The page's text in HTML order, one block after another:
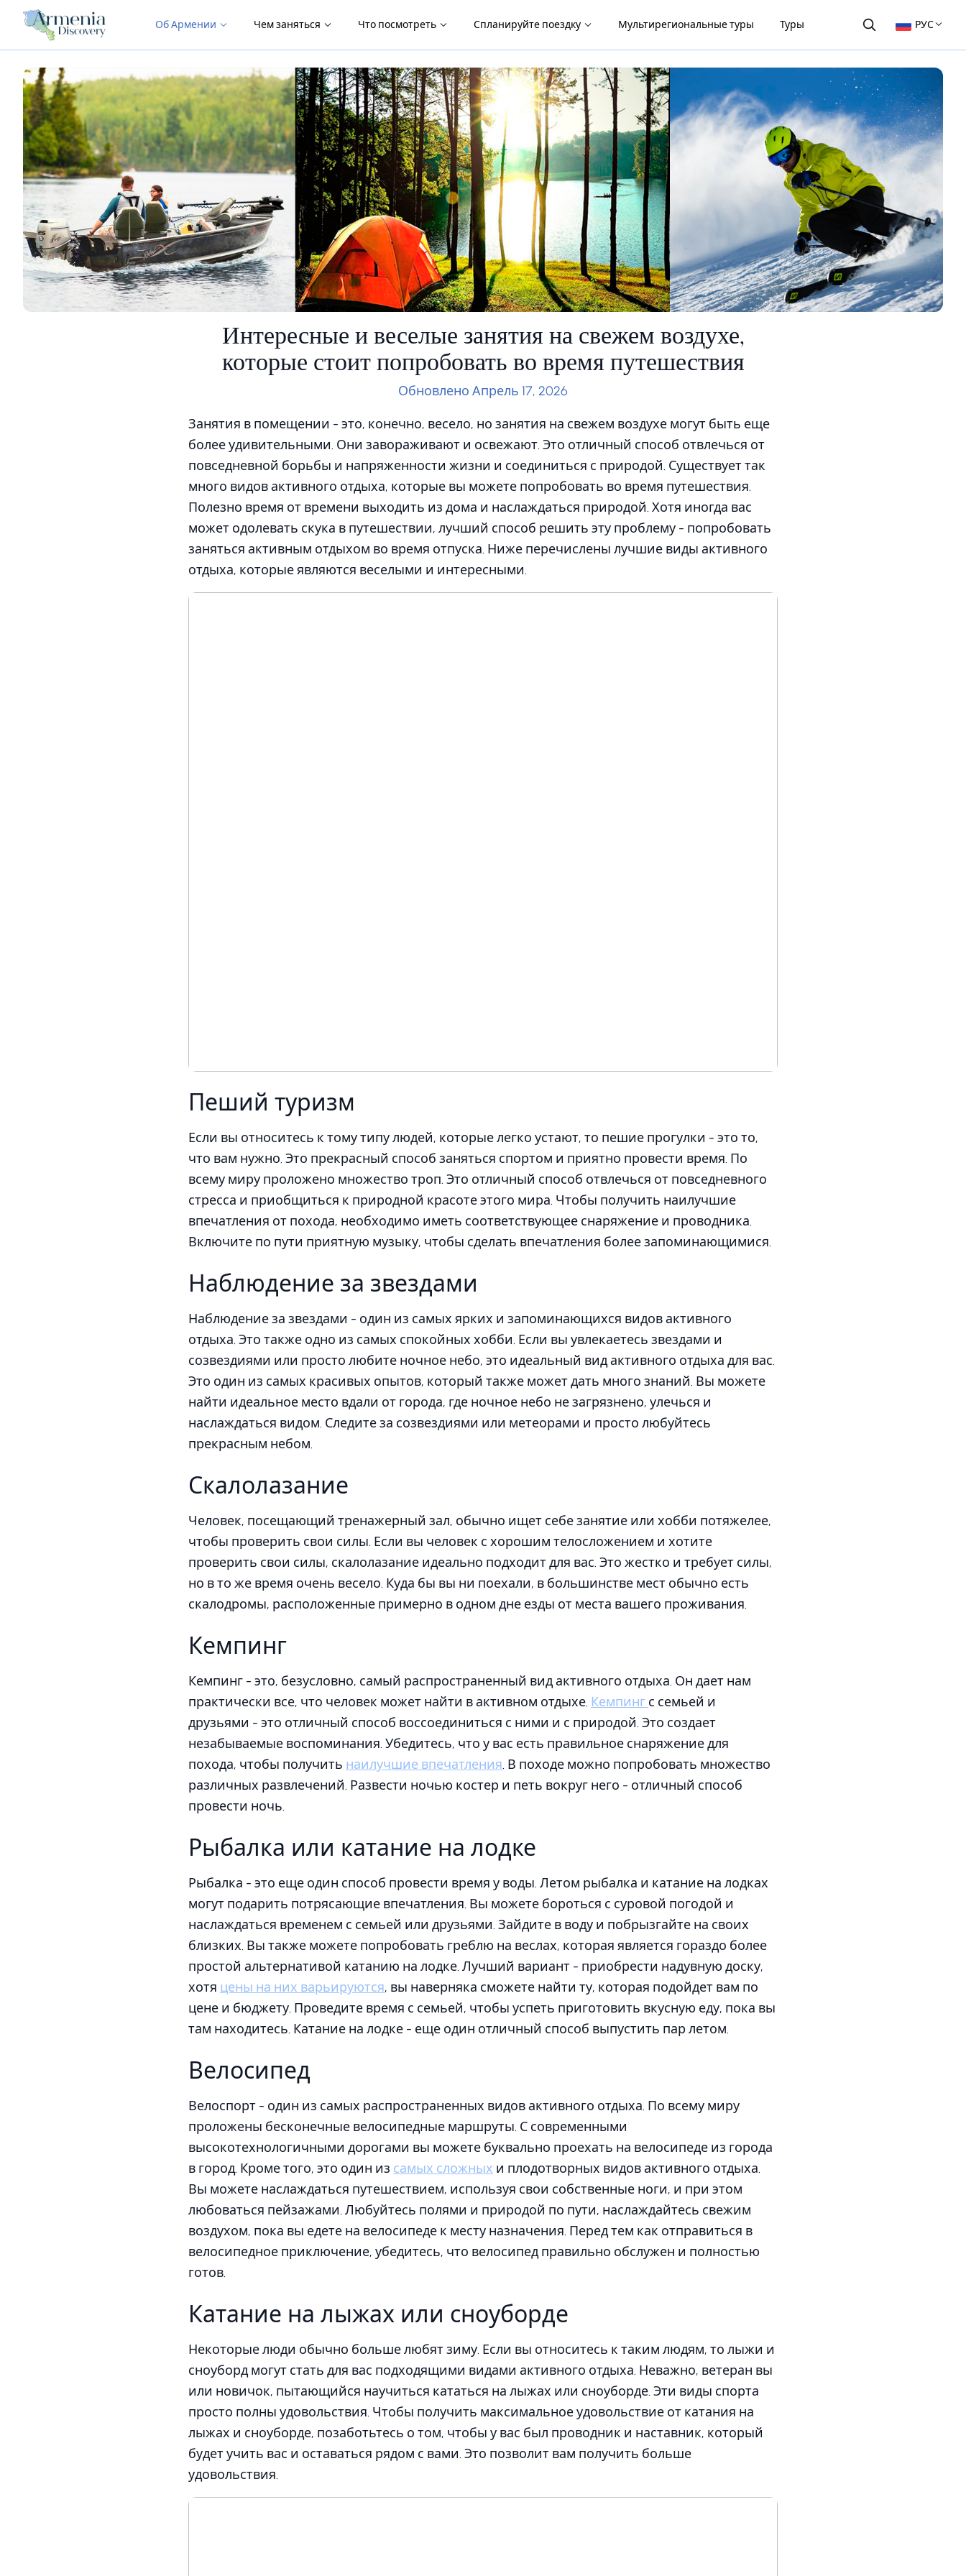
Об Армении Чем заняться Что посмотреть Спланируйте поездку Мультирегиональные туры Туры РУС
Интересные и веселые занятия на свежем воздухе,
которые стоит попробовать во время путешествия
Обновлено Апрель 17, 2026
Занятия в помещении - это, конечно, весело, но занятия на свежем воздухе могут быть еще
более удивительными. Они завораживают и освежают. Это отличный способ отвлечься от
повседневной борьбы и напряженности жизни и соединиться с природой. Существует так
много видов активного отдыха, которые вы можете попробовать во время путешествия.
Полезно время от времени выходить из дома и наслаждаться природой. Хотя иногда вас
может одолевать скука в путешествии, лучший способ решить эту проблему - попробовать
заняться активным отдыхом во время отпуска. Ниже перечислены лучшие виды активного
отдыха, которые являются веселыми и интересными.
Пеший туризм
Если вы относитесь к тому типу людей, которые легко устают, то пешие прогулки - это то,
что вам нужно. Это прекрасный способ заняться спортом и приятно провести время. По
всему миру проложено множество троп. Это отличный способ отвлечься от повседневного
стресса и приобщиться к природной красоте этого мира. Чтобы получить наилучшие
впечатления от похода, необходимо иметь соответствующее снаряжение и проводника.
Включите по пути приятную музыку, чтобы сделать впечатления более запоминающимися.
Наблюдение за звездами
Наблюдение за звездами - один из самых ярких и запоминающихся видов активного
отдыха. Это также одно из самых спокойных хобби. Если вы увлекаетесь звездами и
созвездиями или просто любите ночное небо, это идеальный вид активного отдыха для вас.
Это один из самых красивых опытов, который также может дать много знаний. Вы можете
найти идеальное место вдали от города, где ночное небо не загрязнено, улечься и
наслаждаться видом. Следите за созвездиями или метеорами и просто любуйтесь
прекрасным небом.
Скалолазание
Человек, посещающий тренажерный зал, обычно ищет себе занятие или хобби потяжелее,
чтобы проверить свои силы. Если вы человек с хорошим телосложением и хотите
проверить свои силы, скалолазание идеально подходит для вас. Это жестко и требует силы,
но в то же время очень весело. Куда бы вы ни поехали, в большинстве мест обычно есть
скалодромы, расположенные примерно в одном дне езды от места вашего проживания.
Кемпинг
Кемпинг - это, безусловно, самый распространенный вид активного отдыха. Он дает нам
практически все, что человек может найти в активном отдыхе. Кемпинг с семьей и
друзьями - это отличный способ воссоединиться с ними и с природой. Это создает
незабываемые воспоминания. Убедитесь, что у вас есть правильное снаряжение для
похода, чтобы получить наилучшие впечатления. В походе можно попробовать множество
различных развлечений. Развести ночью костер и петь вокруг него - отличный способ
провести ночь.
Рыбалка или катание на лодке
Рыбалка - это еще один способ провести время у воды. Летом рыбалка и катание на лодках
могут подарить потрясающие впечатления. Вы можете бороться с суровой погодой и
наслаждаться временем с семьей или друзьями. Зайдите в воду и побрызгайте на своих
близких. Вы также можете попробовать греблю на веслах, которая является гораздо более
простой альтернативой катанию на лодке. Лучший вариант - приобрести надувную доску,
хотя цены на них варьируются, вы наверняка сможете найти ту, которая подойдет вам по
цене и бюджету. Проведите время с семьей, чтобы успеть приготовить вкусную еду, пока вы
там находитесь. Катание на лодке - еще один отличный способ выпустить пар летом.
Велосипед
Велоспорт - один из самых распространенных видов активного отдыха. По всему миру
проложены бесконечные велосипедные маршруты. С современными
высокотехнологичными дорогами вы можете буквально проехать на велосипеде из города
в город. Кроме того, это один из самых сложных и плодотворных видов активного отдыха.
Вы можете наслаждаться путешествием, используя свои собственные ноги, и при этом
любоваться пейзажами. Любуйтесь полями и природой по пути, наслаждайтесь свежим
воздухом, пока вы едете на велосипеде к месту назначения. Перед тем как отправиться в
велосипедное приключение, убедитесь, что велосипед правильно обслужен и полностью
готов.
Катание на лыжах или сноуборде
Некоторые люди обычно больше любят зиму. Если вы относитесь к таким людям, то лыжи и
сноуборд могут стать для вас подходящими видами активного отдыха. Неважно, ветеран вы
или новичок, пытающийся научиться кататься на лыжах или сноуборде. Эти виды спорта
просто полны удовольствия. Чтобы получить максимальное удовольствие от катания на
лыжах и сноуборде, позаботьтесь о том, чтобы у вас был проводник и наставник, который
будет учить вас и оставаться рядом с вами. Это позволит вам получить больше
удовольствия.